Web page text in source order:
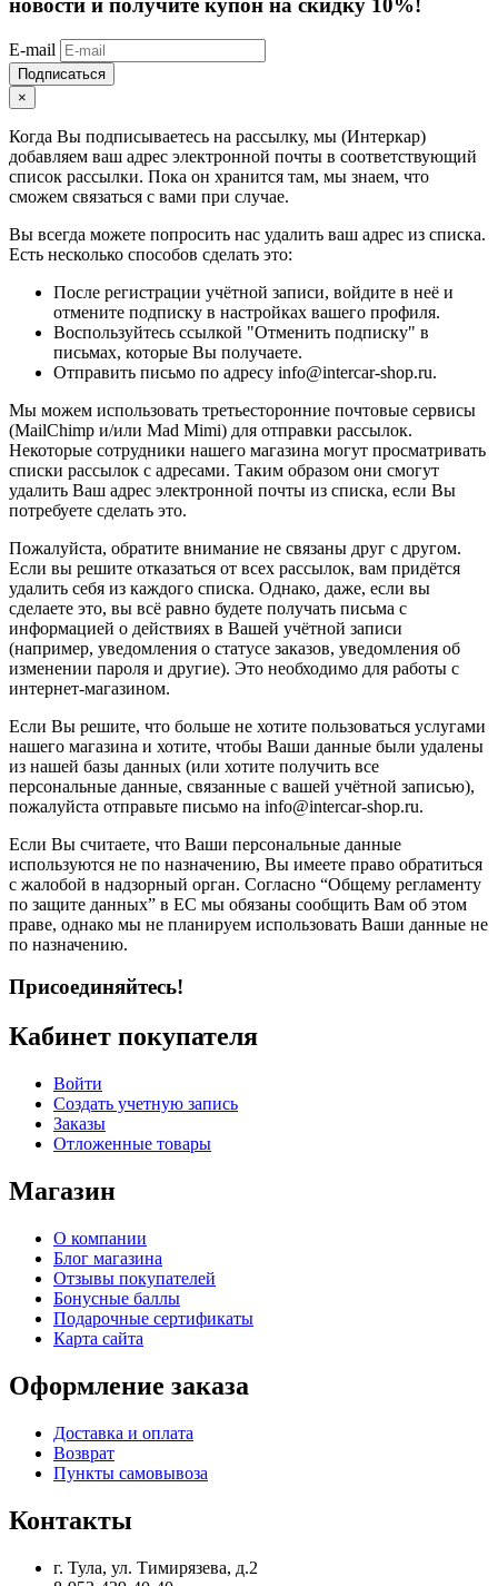
новости и получите купон на скидку 10%!
E-mail
Подписаться
×
Когда Вы подписываетесь на рассылку, мы (Интеркар)
добавляем ваш адрес электронной почты в соответствующий
список рассылки. Пока он хранится там, мы знаем, что
сможем связаться с вами при случае.
Вы всегда можете попросить нас удалить ваш адрес из списка.
Есть несколько способов сделать это:
После регистрации учётной записи, войдите в неё и
отмените подписку в настройках вашего профиля.
Воспользуйтесь ссылкой "Отменить подписку" в
письмах, которые Вы получаете.
Отправить письмо по адресу info@intercar-shop.ru.
Мы можем использовать третьесторонние почтовые сервисы
(MailChimp и/или Mad Mimi) для отправки рассылок.
Некоторые сотрудники нашего магазина могут просматривать
списки рассылок с адресами. Таким образом они смогут
удалить Ваш адрес электронной почты из списка, если Вы
потребуете сделать это.
Пожалуйста, обратите внимание не связаны друг с другом.
Если вы решите отказаться от всех рассылок, вам придётся
удалить себя из каждого списка. Однако, даже, если вы
сделаете это, вы всё равно будете получать письма с
информацией о действиях в Вашей учётной записи
(например, уведомления о статусе заказов, уведомления об
изменении пароля и другие). Это необходимо для работы с
интернет-магазином.
Если Вы решите, что больше не хотите пользоваться услугами
нашего магазина и хотите, чтобы Ваши данные были удалены
из нашей базы данных (или хотите получить все
персональные данные, связанные с вашей учётной записью),
пожалуйста отправьте письмо на info@intercar-shop.ru.
Если Вы считаете, что Ваши персональные данные
используются не по назначению, Вы имеете право обратиться
с жалобой в надзорный орган. Согласно “Общему регламенту
по защите данных” в ЕС мы обязаны сообщить Вам об этом
праве, однако мы не планируем использовать Ваши данные не
по назначению.
Присоединяйтесь!
Кабинет покупателя
Войти
Создать учетную запись
Заказы
Отложенные товары
Магазин
О компании
Блог магазина
Отзывы покупателей
Бонусные баллы
Подарочные сертификаты
Карта сайта
Оформление заказа
Доставка и оплата
Возврат
Пункты самовывоза
Контакты
г. Тула, ул. Тимирязева, д.2